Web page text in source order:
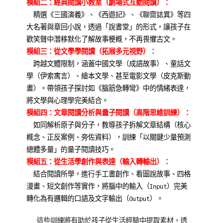
模組二：經典閱讀小教室（劇場式互動閱讀）：
精選《三國演義》、《西遊記》、《聊齋誌異》等四
大名著與章回小說，透過「說書堂」的形式，讓孩子在
歡笑聲中潛移默化了解故事梗概，不再畏懼古文。
模組三：從文學學閱讀（拓展多元視野）：
跨越文體限制，涵蓋中國文學（成語故事）、童話文
學（伊索寓言）、繪本文學、甚至電影文學（皮克斯動
畫）。帶領孩子探討如《腦筋急轉彎》中的情緒表達，
將文學與心理學完美結合。
模組四：文章閱讀分析與量子閱讀（高階思維訓練）：
如同解析原子與分子，教導孩子拆解文章結構（核心
概念、正反案例、旁佐資料），訓練「以關鍵少量預測
總體多量」的量子閱讀技巧。
模組五：從生活學創作與表達（輸入轉輸出）：
結合閱讀所學，進行手工書創作、看圖說故事、四格
漫畫、短文創作等實作，將腦中的輸入（Input）完美
轉化為有邏輯的口語及文字輸出（Output）。
這些訓練將有助於孩子從生活經驗中提取素材，透